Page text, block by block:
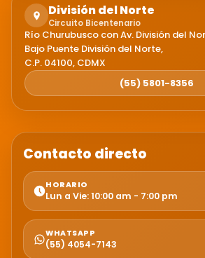
División del Norte
Circuito Bicentenario
Río Churubusco con Av. División del
Bajo Puente División del Norte,
C.P. 04100, CDMX
(55) 5801-8356
Contacto directo
HORARIO
Lun a Vie: 10:00 am - 7:00 pm
WHATSAPP
(55) 4054-7143